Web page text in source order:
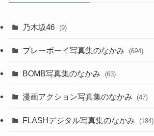
乃木坂46 (9)
プレーボーイ写真集のなかみ (694)
BOMB写真集のなかみ (63)
漫画アクション写真集のなかみ (47)
FLASHデジタル写真集のなかみ (184)